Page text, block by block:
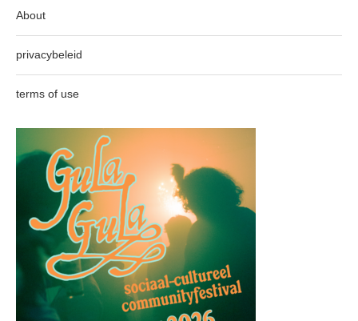
About
privacybeleid
terms of use